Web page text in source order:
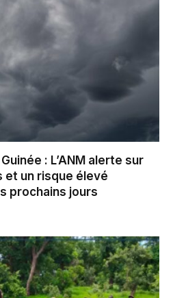
: L’ANM alerte sur
et un risque élevé
prochains jours